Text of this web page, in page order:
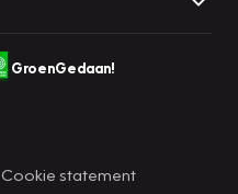
GroenGedaan!
Cookie statement